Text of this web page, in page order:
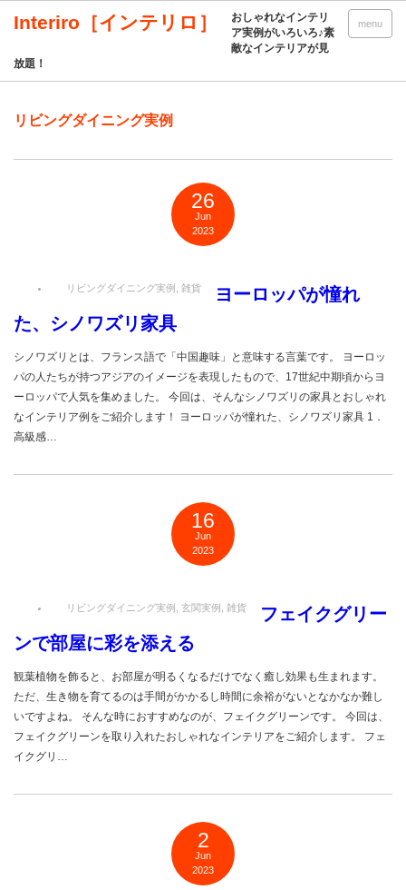
Interiro［インテリロ］ menu
おしゃれなインテリ
ア実例がいろいろ♪素
敵なインテリアが見
放題！
リビングダイニング実例
26
Jun
2023
リビングダイニング実例 雑貨
ヨーロッパが憧れ
た、シノワズリ家具
シノワズリとは、フランス語で「中国趣味」と意味する言葉です。 ヨーロッ
パの人たちが持つアジアのイメージを表現したもので、17世紀中期頃からヨ
ーロッパで人気を集めました。 今回は、そんなシノワズリの家具とおしゃれ
なインテリア例をご紹介します！ ヨーロッパが憧れた、シノワズリ家具 1．
高級感…
16
Jun
2023
リビングダイニング実例 玄関実例 雑貨
フェイクグリー
ンで部屋に彩を添える
観葉植物を飾ると、お部屋が明るくなるだけでなく癒し効果も生まれます。
ただ、生き物を育てるのは手間がかかるし時間に余裕がないとなかなか難し
いですよね。 そんな時におすすめなのが、フェイクグリーンです。 今回は、
フェイクグリーンを取り入れたおしゃれなインテリアをご紹介します。 フェ
イクグリ…
2
Jun
2023